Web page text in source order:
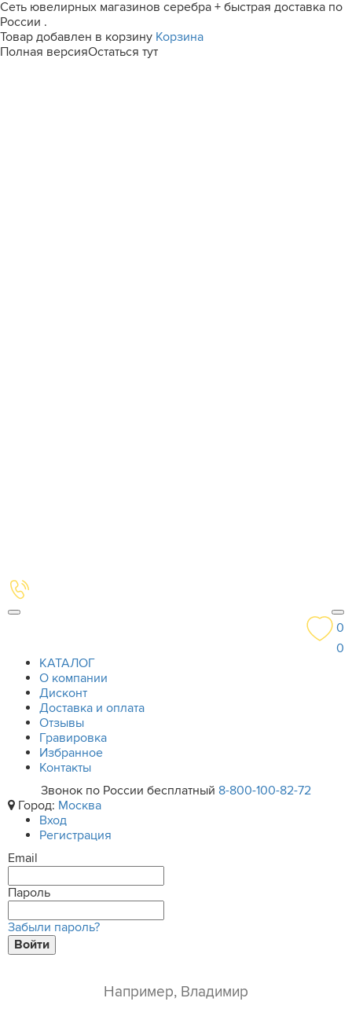
Сеть ювелирных магазинов серебра + быстрая доставка по
России .
Товар добавлен в корзину Корзина
Полная версияОстаться тут
0
0
КАТАЛОГ
О компании
Дисконт
Доставка и оплата
Отзывы
Гравировка
Избранное
Контакты
Звонок по России бесплатный 8-800-100-82-72
Город: Москва
Вход
Регистрация
Email
Пароль
Забыли пароль?
Войти